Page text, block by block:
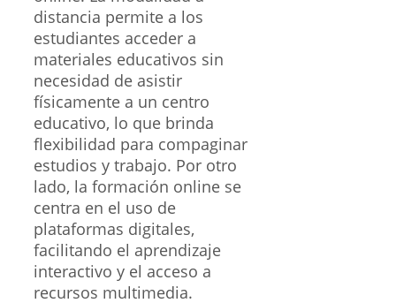
distancia permite a los
estudiantes acceder a
materiales educativos sin
necesidad de asistir
físicamente a un centro
educativo, lo que brinda
flexibilidad para compaginar
estudios y trabajo. Por otro
lado, la formación online se
centra en el uso de
plataformas digitales,
facilitando el aprendizaje
interactivo y el acceso a
recursos multimedia.